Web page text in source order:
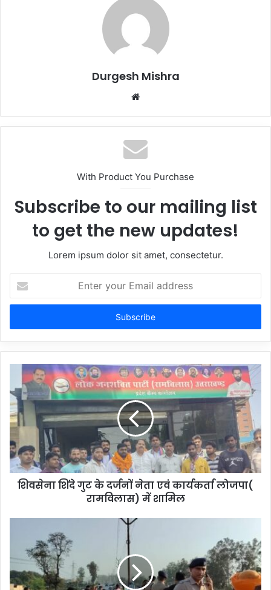
Durgesh Mishra
Website
With Product You Purchase
Subscribe to our mailing list
to get the new updates!
Lorem ipsum dolor sit amet, consectetur.
your
Email
शिवसेना शिंदे गुट के दर्जनों नेता एवं कार्यकर्ता लोजपा(
रामविलास) में शामिल